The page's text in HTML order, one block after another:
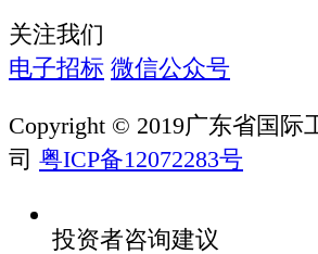
关注我们
电子招标 微信公众号
Copyright © 2019广东省国际
司 粤ICP备12072283号
投资者咨询建议